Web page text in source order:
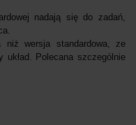
nadają się do zadań,
niż wersja standardowa, ze
układ. Polecana szczególnie